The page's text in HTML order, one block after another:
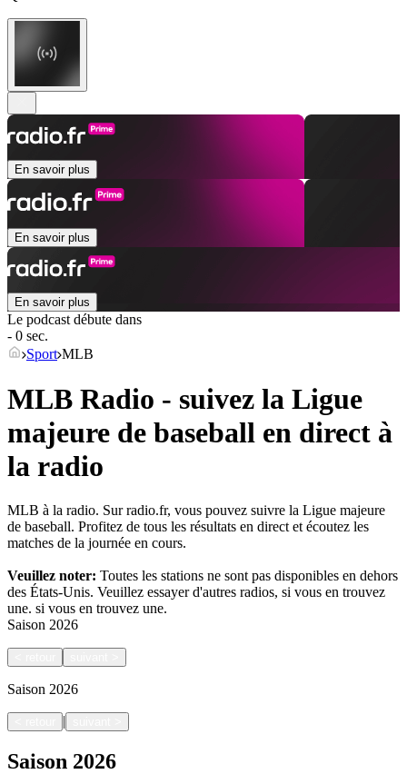
En savoir plus
En savoir plus
En savoir plus
Le podcast débute dans
- 0 sec.
Sport MLB
MLB Radio - suivez la Ligue
majeure de baseball en direct à
la radio
MLB à la radio. Sur radio.fr, vous pouvez suivre la Ligue majeure
de baseball. Profitez de tous les résultats en direct et écoutez les
matches de la journée en cours.
Veuillez noter: Toutes les stations ne sont pas disponibles en dehors
des États-Unis. Veuillez essayer d'autres radios, si vous en trouvez
une. si vous en trouvez une.
Saison 2026
Saison 2026
|
Saison 2026